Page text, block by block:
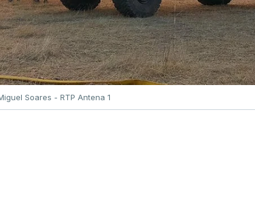
Soares - RTP Antena 1